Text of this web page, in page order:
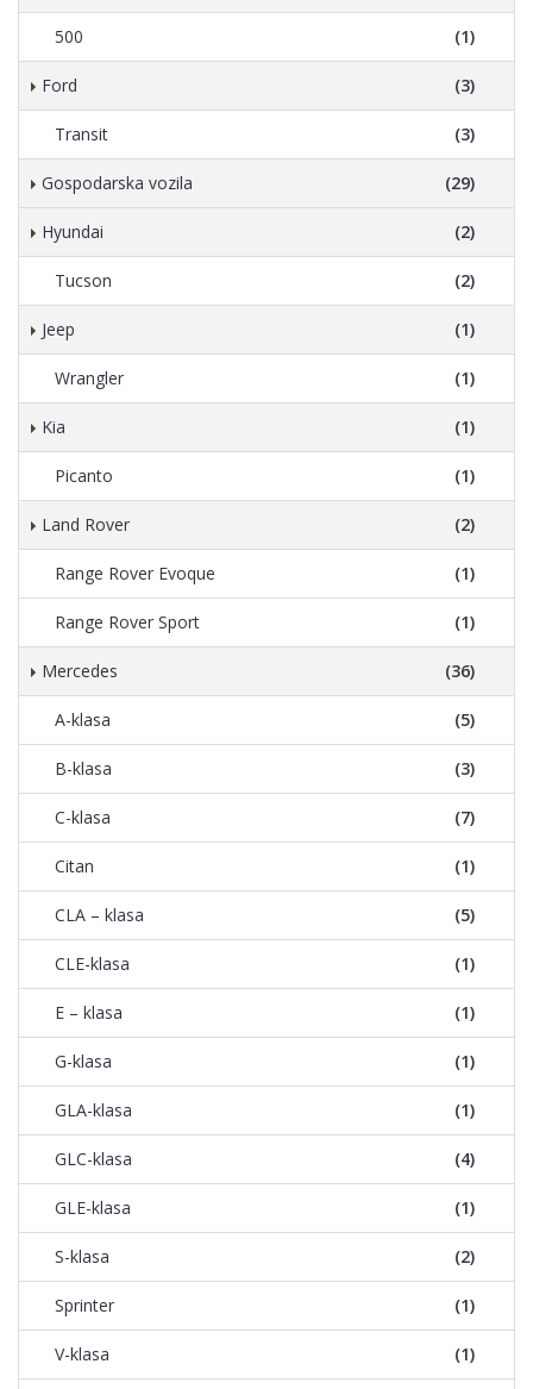
500 (1)
Ford (3)
Transit (3)
Gospodarska vozila (29)
Hyundai (2)
Tucson (2)
Jeep (1)
Wrangler (1)
Kia (1)
Picanto (1)
Land Rover (2)
Range Rover Evoque (1)
Range Rover Sport (1)
Mercedes (36)
A-klasa (5)
B-klasa (3)
C-klasa (7)
Citan (1)
CLA – klasa (5)
CLE-klasa (1)
E – klasa (1)
G-klasa (1)
GLA-klasa (1)
GLC-klasa (4)
GLE-klasa (1)
S-klasa (2)
Sprinter (1)
V-klasa (1)